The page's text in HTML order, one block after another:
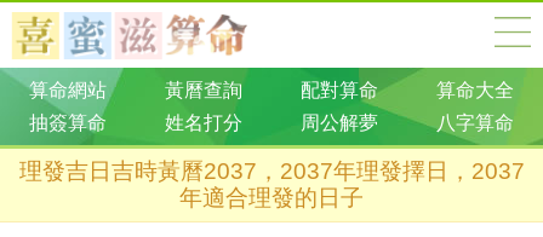
算命網站 黃曆查詢 配對算命
算命大全
抽簽算命
姓名打分 周公解夢 八字算命
理發吉日吉時黃曆2037，2037年理發擇日，2037
年適合理發的日子